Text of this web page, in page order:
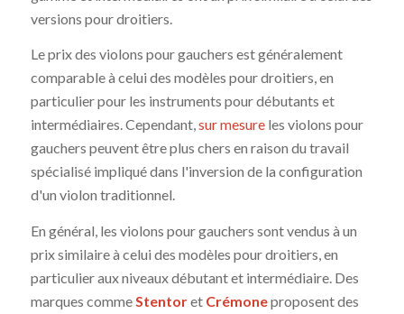
versions pour droitiers.
Le prix des violons pour gauchers est généralement
comparable à celui des modèles pour droitiers, en
particulier pour les instruments pour débutants et
intermédiaires. Cependant,sur mesureles violons pour
gauchers peuvent être plus chers en raison du travail
spécialisé impliqué dans l'inversion de la configuration
d'un violon traditionnel.
En général, les violons pour gauchers sont vendus à un
prix similaire à celui des modèles pour droitiers, en
particulier aux niveaux débutant et intermédiaire. Des
marques commeStentoret Crémoneproposent des